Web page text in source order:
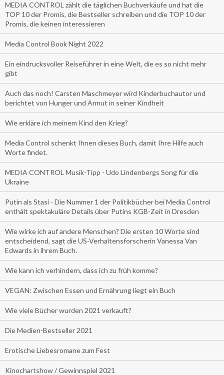
MEDIA CONTROL zählt die täglichen Buchverkäufe und hat die
TOP 10 der Promis, die Bestseller schreiben und die TOP 10 der
Promis, die keinen interessieren
Media Control Book Night 2022
Ein eindrucksvoller Reiseführer in eine Welt, die es so nicht mehr
gibt
Auch das noch! Carsten Maschmeyer wird Kinderbuchautor und
berichtet von Hunger und Armut in seiner Kindheit
Wie erkläre ich meinem Kind den Krieg?
Media Control schenkt Ihnen dieses Buch, damit Ihre Hilfe auch
Worte findet.
MEDIA CONTROL Musik-Tipp - Udo Lindenbergs Song für die
Ukraine
Putin als Stasi - Die Nummer 1 der Politikbücher bei Media Control
enthält spektakuläre Details über Putins KGB-Zeit in Dresden
Wie wirke ich auf andere Menschen? Die ersten 10 Worte sind
entscheidend, sagt die US-Verhaltensforscherin Vanessa Van
Edwards in ihrem Buch.
Wie kann ich verhindern, dass ich zu früh komme?
VEGAN: Zwischen Essen und Ernährung liegt ein Buch
Wie viele Bücher wurden 2021 verkauft?
Die Medien-Bestseller 2021
Erotische Liebesromane zum Fest
Kinochartshow / Gewinnspiel 2021